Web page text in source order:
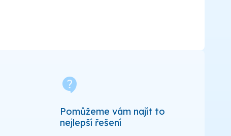
contact_support
Pomůžeme vám najít to
nejlepší řešení